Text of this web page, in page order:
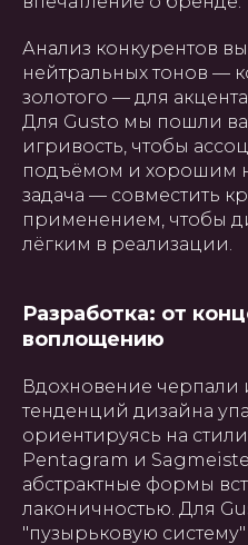
Анализ конкурентов
нейтральных тонов —
золотого — для
Для Gusto мы пошли
игривость, чтобы
подъёмом и хорошим
задача — совместить
применением, чтобы
лёгким в реализации.
Разработка: от
воплощению
Вдохновение черпали
тенденций дизайна
ориентируясь на
Pentagram и
абстрактные формы
лаконичностью. Для
"пузырьковую